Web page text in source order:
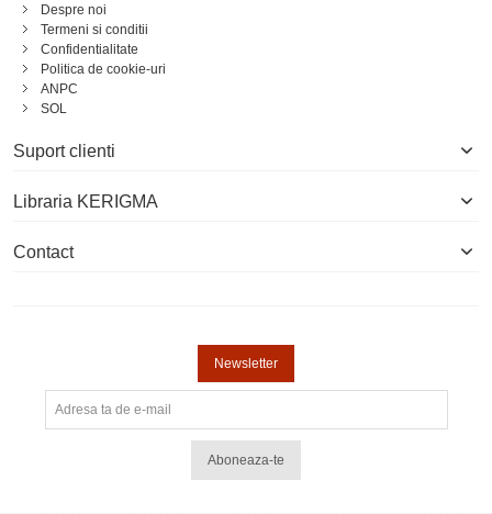
Despre noi
Termeni si conditii
Confidentialitate
Politica de cookie-uri
ANPC
SOL
Suport clienti
Libraria KERIGMA
Contact
Newsletter
Aboneaza-te